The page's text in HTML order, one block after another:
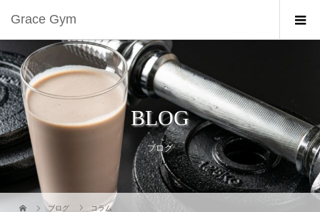
Grace Gym
BLOG
ブログ
ブログ コラム